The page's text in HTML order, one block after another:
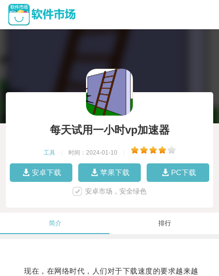
每天试用一小时vp加速器
工具 时间：2024-01-10
安卓下载 苹果下载 PC下载
安卓市场，安全绿色
简介 排行
现在，在网络时代，人们对于下载速度的要求越来越